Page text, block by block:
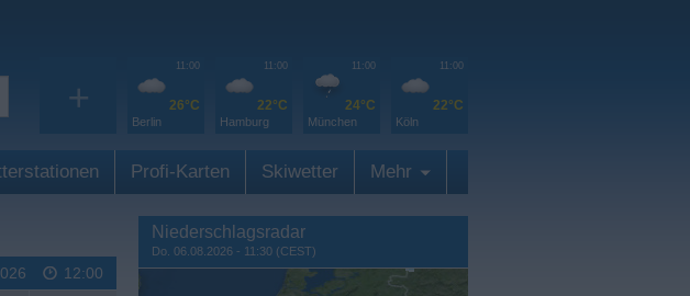
+
11:00
26°C
Berlin
11:00
22°C
Hamburg
11:00
24°C
München
11:00
22°C
Köln
Profi-Karten Skiwetter Mehr
12:00
Niederschlagsradar
Do. 06.08.2026 - 11:30 (CEST)